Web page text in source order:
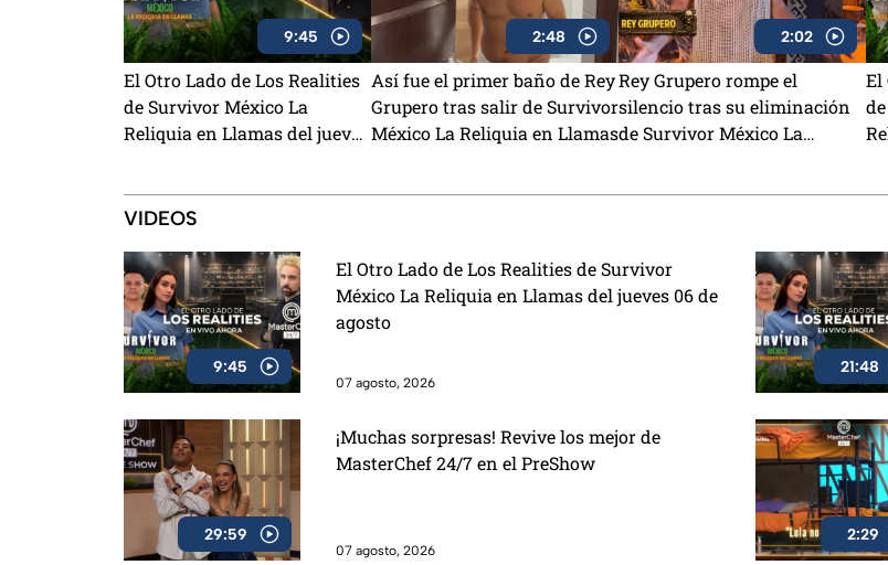
9:45
El Otro Lado de Los Realities
de Survivor México La
Reliquia en Llamas del jueves
2:48
Así fue el primer baño de Rey
Grupero tras salir de Survivor
México La Reliquia en Llamas
2:02
Rey Grupero rompe el
silencio tras su eliminación
de Survivor México La
El
VIDEOS
9:45
El Otro Lado de Los Realities de Survivor
México La Reliquia en Llamas del jueves 06 de
agosto
07 agosto, 2026
21:48
29:59
¡Muchas sorpresas! Revive los mejor de
MasterChef 24/7 en el PreShow
07 agosto, 2026
2:29